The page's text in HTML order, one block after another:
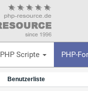
PHP Scripte PHP-
Benutzerliste